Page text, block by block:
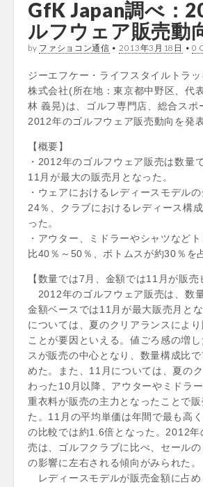
GfK Japan調べ：
ルフウェア販売動
by ファショコン通信 • 2013年3月18日 • 0
ジーエフケー・ライフスタイルトラ
株式会社(所在地：東京都中野区、代
林 義晃)は、ゴルフ専門店、総合スポ
2012年のゴルフウェア販売動向を発表
【概要】
・2012年のゴルフウェア販売は数量
11月が最大の販売月となった。
・ウェアにおけるレディースモデル
24％、クラブにおけるレディース構
った。
・アウター、ミドラーやシャツなど
比40％～50％、ボトムスが約30％を
【数量では7月、金額では11月が販売
2012年のゴルフウェア販売は、数
金額ベースでは11月が最大販売月と
については、夏のクリアランスによ
ことが要因といえる。値ごろ感の増
スが販売の中心となり、数量構成比
めた。また、11月については、夏の
わった10月以降、アウターやミドラ
重衣料が販売の主力となったことで
た。11月の平均単価は年間で最も高
の比較では約1.6倍となった。2012年
売は、ゴルフクラブに比べ、セール
の影響に左右される傾向がみられた。
レディースモデルが販売金額に占め